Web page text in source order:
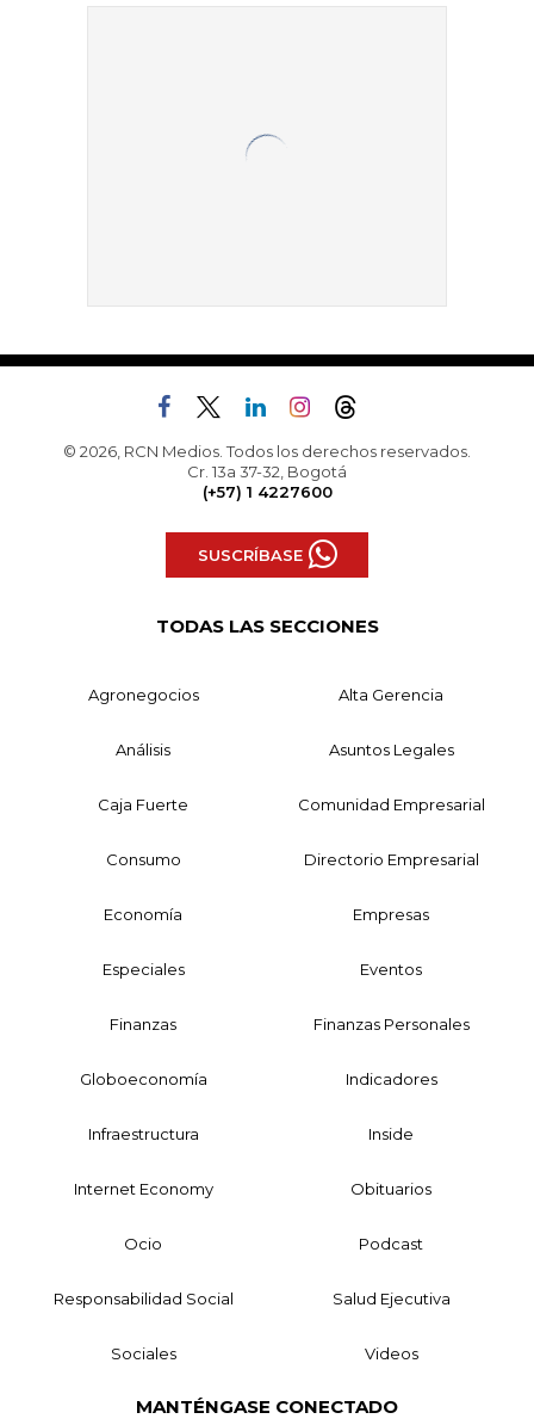
© 2026, RCN Medios. Todos los derechos reservados.
Cr. 13a 37-32, Bogotá
(+57) 1 4227600
SUSCRÍBASE
TODAS LAS SECCIONES
Agronegocios Alta Gerencia
Análisis Asuntos Legales
Caja Fuerte Comunidad Empresarial
Consumo Directorio Empresarial
Economía Empresas
Especiales Eventos
Finanzas Finanzas Personales
Globoeconomía Indicadores
Infraestructura Inside
Internet Economy Obituarios
Ocio Podcast
Responsabilidad Social Salud Ejecutiva
Sociales Videos
MANTÉNGASE CONECTADO